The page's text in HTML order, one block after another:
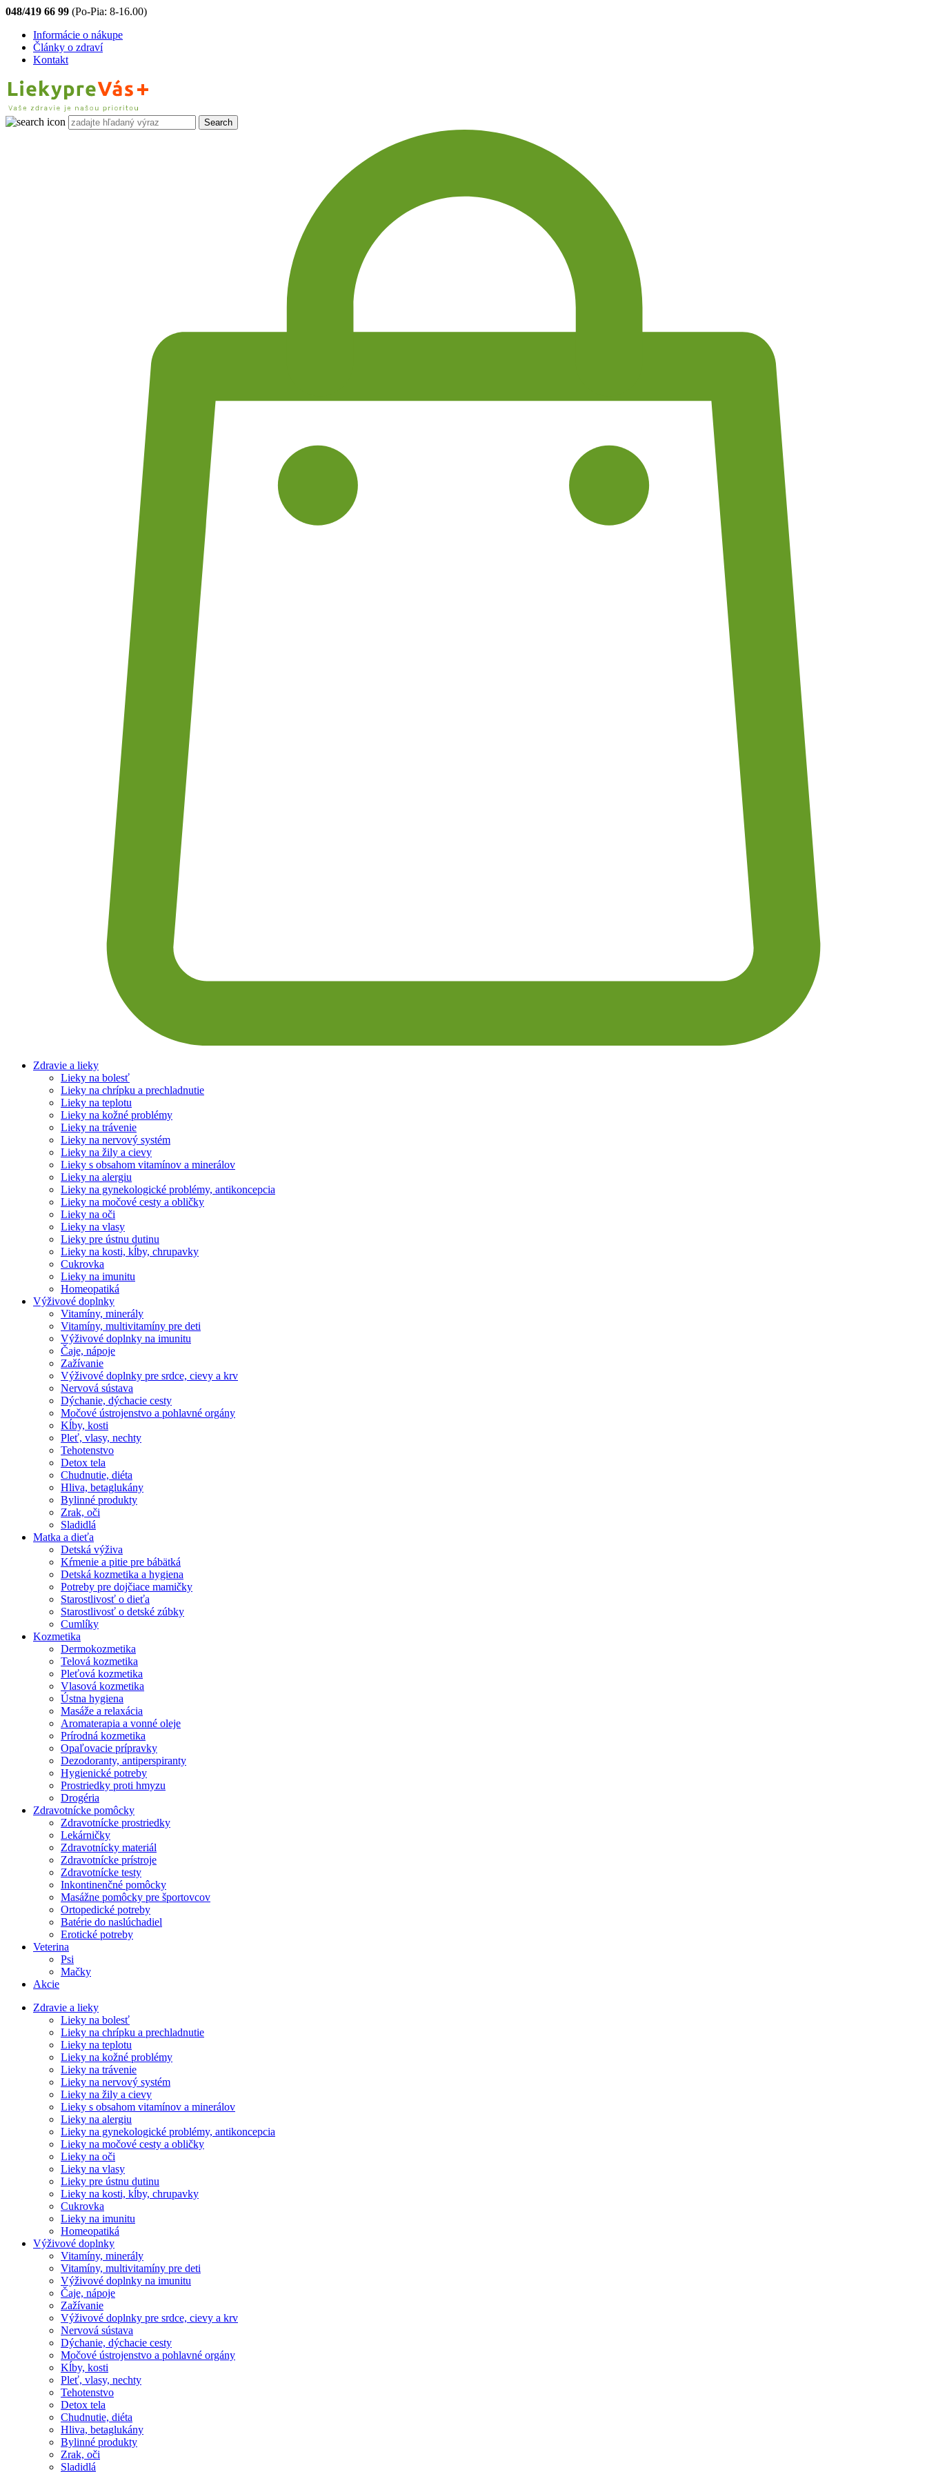
048/419 66 99 (Po-Pia: 8-16.00)
Informácie o nákupe
Články o zdraví
Kontakt
Zdravie a lieky
Lieky na bolesť
Lieky na chrípku a prechladnutie
Lieky na teplotu
Lieky na kožné problémy
Lieky na trávenie
Lieky na nervový systém
Lieky na žily a cievy
Lieky s obsahom vitamínov a minerálov
Lieky na alergiu
Lieky na gynekologické problémy, antikoncepcia
Lieky na močové cesty a obličky
Lieky na oči
Lieky na vlasy
Lieky pre ústnu dutinu
Lieky na kosti, kĺby, chrupavky
Cukrovka
Lieky na imunitu
Homeopatiká
Výživové doplnky
Vitamíny, minerály
Vitamíny, multivitamíny pre deti
Výživové doplnky na imunitu
Čaje, nápoje
Zažívanie
Výživové doplnky pre srdce, cievy a krv
Nervová sústava
Dýchanie, dýchacie cesty
Močové ústrojenstvo a pohlavné orgány
Kĺby, kosti
Pleť, vlasy, nechty
Tehotenstvo
Detox tela
Chudnutie, diéta
Hliva, betaglukány
Bylinné produkty
Zrak, oči
Sladidlá
Matka a dieťa
Detská výživa
Kŕmenie a pitie pre bábätká
Detská kozmetika a hygiena
Potreby pre dojčiace mamičky
Starostlivosť o dieťa
Starostlivosť o detské zúbky
Cumlíky
Kozmetika
Dermokozmetika
Telová kozmetika
Pleťová kozmetika
Vlasová kozmetika
Ústna hygiena
Masáže a relaxácia
Aromaterapia a vonné oleje
Prírodná kozmetika
Opaľovacie prípravky
Dezodoranty, antiperspiranty
Hygienické potreby
Prostriedky proti hmyzu
Drogéria
Zdravotnícke pomôcky
Zdravotnícke prostriedky
Lekárničky
Zdravotnícky materiál
Zdravotnícke prístroje
Zdravotnícke testy
Inkontinenčné pomôcky
Masážne pomôcky pre športovcov
Ortopedické potreby
Batérie do naslúchadiel
Erotické potreby
Veterina
Psi
Mačky
Akcie
Zdravie a lieky
Lieky na bolesť
Lieky na chrípku a prechladnutie
Lieky na teplotu
Lieky na kožné problémy
Lieky na trávenie
Lieky na nervový systém
Lieky na žily a cievy
Lieky s obsahom vitamínov a minerálov
Lieky na alergiu
Lieky na gynekologické problémy, antikoncepcia
Lieky na močové cesty a obličky
Lieky na oči
Lieky na vlasy
Lieky pre ústnu dutinu
Lieky na kosti, kĺby, chrupavky
Cukrovka
Lieky na imunitu
Homeopatiká
Výživové doplnky
Vitamíny, minerály
Vitamíny, multivitamíny pre deti
Výživové doplnky na imunitu
Čaje, nápoje
Zažívanie
Výživové doplnky pre srdce, cievy a krv
Nervová sústava
Dýchanie, dýchacie cesty
Močové ústrojenstvo a pohlavné orgány
Kĺby, kosti
Pleť, vlasy, nechty
Tehotenstvo
Detox tela
Chudnutie, diéta
Hliva, betaglukány
Bylinné produkty
Zrak, oči
Sladidlá